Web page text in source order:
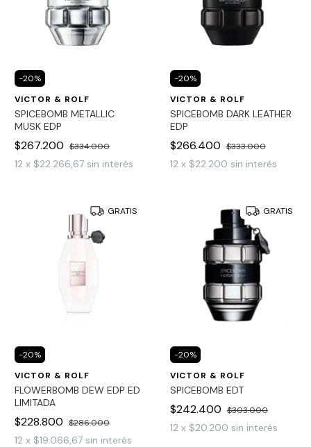
-20%
VICTOR & ROLF
SPICEBOMB METALLIC
MUSK EDP
$267.200 $334.000
12 x $22.266,67 sin interés
-20%
VICTOR & ROLF
SPICEBOMB DARK LEATHER
EDP
$266.400 $333.000
12 x $22.200 sin interés
GRATIS
-20%
VICTOR & ROLF
FLOWERBOMB DEW EDP ED
LIMITADA
$228.800 $286.000
12 x $19.066,67 sin interés
GRATIS
-20%
VICTOR & ROLF
SPICEBOMB EDT
$242.400 $303.000
12 x $20.200 sin interés